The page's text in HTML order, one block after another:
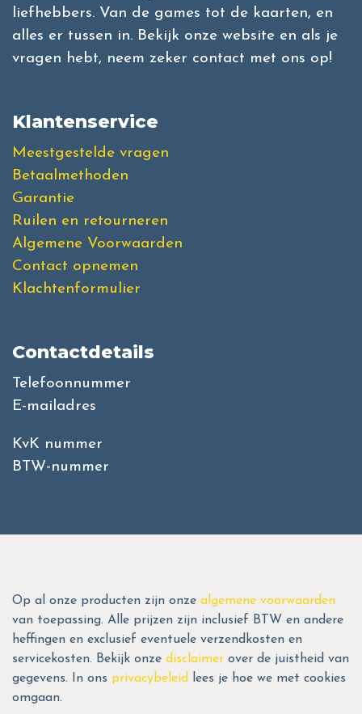
liefhebbers. Van de games tot de kaarten, en
alles er tussen in. Bekijk onze website en als je
vragen hebt, neem zeker contact met ons op!
Klantenservice
Meestgestelde vragen
Betaalmethoden
Garantie
Ruilen en retourneren
Algemene Voorwaarden
Contact opnemen
Klachtenformulier
Contactdetails
Telefoonnummer
E-mailadres
KvK nummer
BTW-nummer
Op al onze producten zijn onze algemene voorwaarden
van toepassing. Alle prijzen zijn inclusief BTW en andere
heffingen en exclusief eventuele verzendkosten en
servicekosten. Bekijk onze disclaimer over de juistheid van
gegevens. In ons privacybeleid
lees je hoe we met cookies
omgaan.